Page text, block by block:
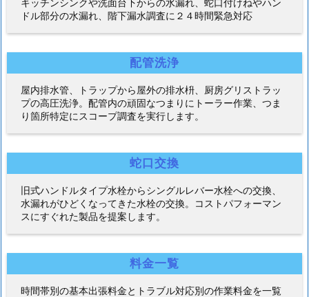
キッチンシンクや洗面台下からの水漏れ、蛇口付けねやハン
ドル部分の水漏れ、階下漏水調査に２４時間緊急対応
配管洗浄
屋内排水管、トラップから屋外の排水枡、厨房グリストラッ
プの高圧洗浄。配管内の頑固なつまりにトーラー作業、つま
り箇所特定にスコープ調査を実行します。
蛇口交換
旧式ハンドルタイプ水栓からシングルレバー水栓への交換、
水漏れがひどくなってきた水栓の交換。コストパフォーマン
スにすぐれた製品を提案します。
料金一覧
時間帯別の基本出張料金とトラブル対応別の作業料金を一覧